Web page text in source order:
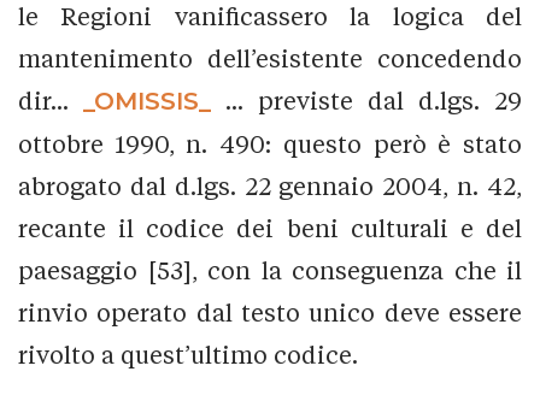
le Regioni vanificassero la logica del
mantenimento dell’esistente concedendo
dir...
_OMISSIS_
... previste dal d.lgs. 29
ottobre 1990, n. 490: questo però è stato
abrogato dal d.lgs. 22 gennaio 2004, n. 42,
recante il codice dei beni culturali e del
paesaggio [53], con la conseguenza che il
rinvio operato dal testo unico deve essere
rivolto a quest’ultimo codice.